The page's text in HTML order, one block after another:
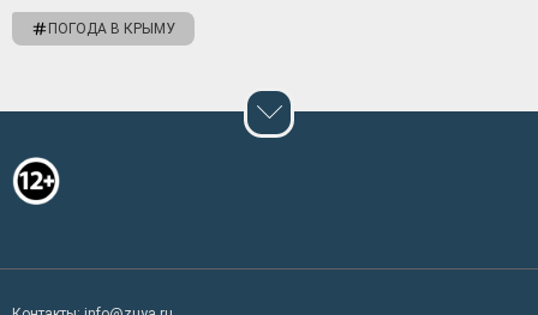
ПОГОДА В КРЫМУ